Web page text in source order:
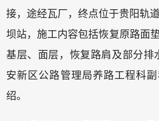
接，途经瓦厂，终点位于贵阳轨
坝站，施工内容包括恢复原路面
基层、面层，恢复路肩及部分排
安新区公路管理局养路工程科
绍。